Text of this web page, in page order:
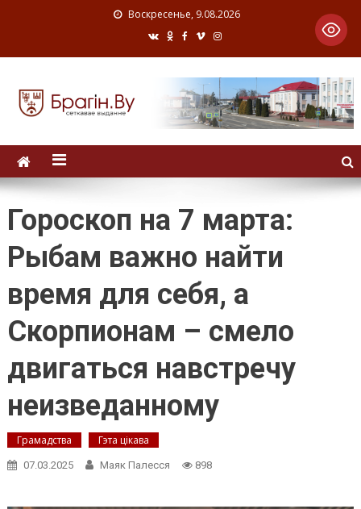
Воскресенье, 9.08.2026
Гороскоп на 7 марта:
Рыбам важно найти
время для себя, а
Скорпионам – смело
двигаться навстречу
неизведанному
Грамадства Гэта цікава
07.03.2025 Маяк Палесся 898